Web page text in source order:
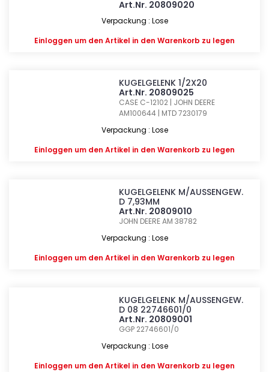
Art.Nr. 20809020
Verpackung : Lose
Einloggen um den Artikel in den Warenkorb zu legen
KUGELGELENK 1/2X20
Art.Nr. 20809025
CASE C-12102 | JOHN DEERE
AM100644 | MTD 7230179
Verpackung : Lose
Einloggen um den Artikel in den Warenkorb zu legen
KUGELGELENK M/AUSSENGEW.
D 7,93MM
Art.Nr. 20809010
JOHN DEERE AM 38782
Verpackung : Lose
Einloggen um den Artikel in den Warenkorb zu legen
KUGELGELENK M/AUSSENGEW.
D 08 22746601/0
Art.Nr. 20809001
GGP 22746601/0
Verpackung : Lose
Einloggen um den Artikel in den Warenkorb zu legen